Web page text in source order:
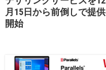
月15日から前倒しで提供
開始